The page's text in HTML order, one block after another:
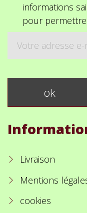
informations
pour
Livraison
Mentions
cookies